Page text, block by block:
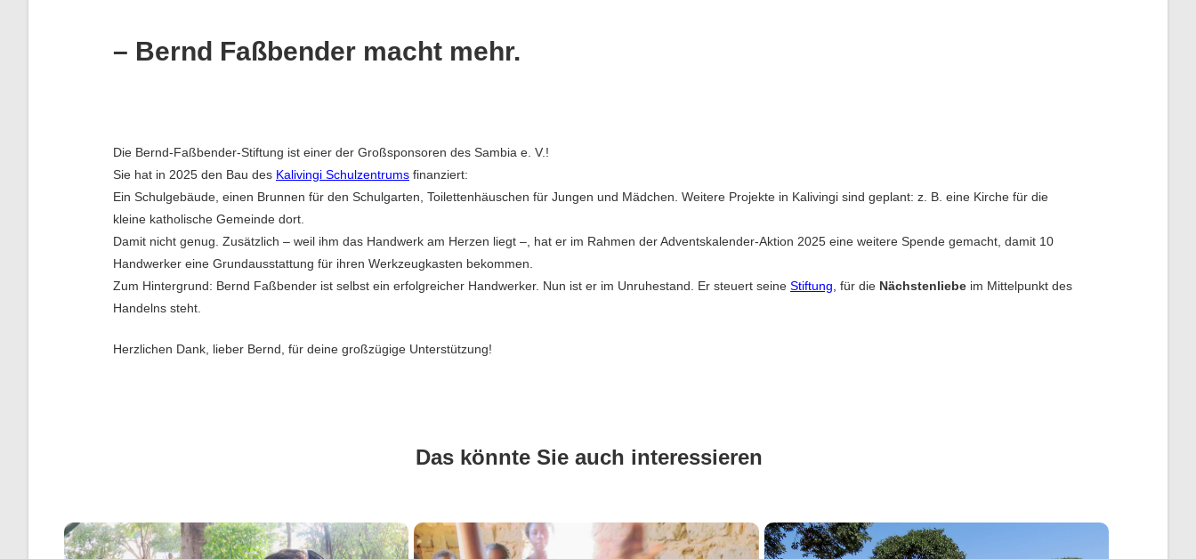
– Bernd Faßbender macht mehr.
Die Bernd-Faßbender-Stiftung ist einer der Großsponsoren des Sambia e. V.!
Sie hat in 2025 den Bau des Kalivingi Schulzentrums finanziert:
Ein Schulgebäude, einen Brunnen für den Schulgarten, Toilettenhäuschen für Jungen und Mädchen. Weitere Projekte in Kalivingi sind geplant: z. B. eine Kirche für die
kleine katholische Gemeinde dort.
Damit nicht genug. Zusätzlich – weil ihm das Handwerk am Herzen liegt –, hat er im Rahmen der Adventskalender-Aktion 2025 eine weitere Spende gemacht, damit 10
Handwerker eine Grundausstattung für ihren Werkzeugkasten bekommen.
Zum Hintergrund: Bernd Faßbender ist selbst ein erfolgreicher Handwerker. Nun ist er im Unruhestand. Er steuert seine Stiftung, für die Nächstenliebe im Mittelpunkt des
Handelns steht.
Herzlichen Dank, lieber Bernd, für deine großzügige Unterstützung!
Das könnte Sie auch interessieren